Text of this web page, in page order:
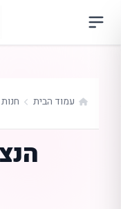
לתוכן
עמוד הבית